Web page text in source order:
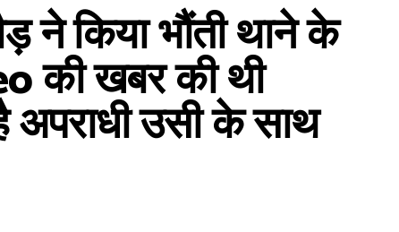
ने किया भौंती थाने के
की खबर की थी
अपराधी उसी के साथ